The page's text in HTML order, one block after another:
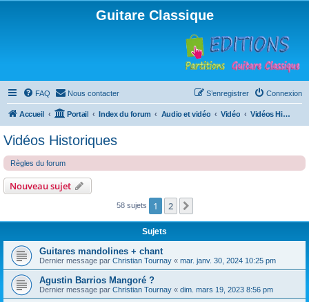
Guitare Classique
FAQ Nous contacter Connexion
S’enregistrer
Accueil Portail Index du forum Audio et vidéo Vidéo Vidéos Historiques
Vidéos Historiques
Règles du forum
Nouveau sujet
58 sujets 1 2
Sujets
Guitares mandolines + chant
Dernier message par Christian Tournay « mar. janv. 30, 2024 10:25 pm
Agustin Barrios Mangoré ?
Dernier message par Christian Tournay « dim. mars 19, 2023 8:56 pm